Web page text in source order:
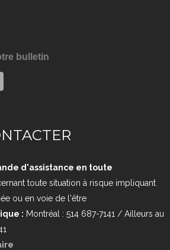
bulletin
d'assistance en toute
toute situation à risque impliquant
ou en voie de l'être
: Montréal : 514 687-7141 / Ailleurs au